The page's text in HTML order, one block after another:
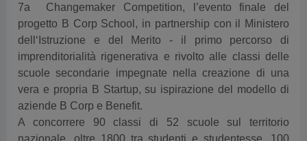
7a Changemaker Competition, l’evento finale del
progetto B Corp School, in partnership con il Ministero
dell‘Istruzione e del Merito - il primo percorso di
imprenditorialità rigenerativa e rivolto alle classi delle
scuole secondarie impegnate nella creazione di una
vera e propria B Startup, su ispirazione del modello di
aziende B Corp e Benefit.
A concorrere 90 classi di 52 scuole sul territorio
nazionale, oltre 1800 tra studenti e studentesse, 100